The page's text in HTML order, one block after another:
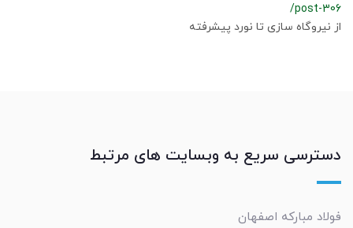
/post-306
از نیروگاه سازی تا نورد پیشرفته
دسترسی سریع به وبسایت های مرتبط
فولاد مبارکه اصفهان